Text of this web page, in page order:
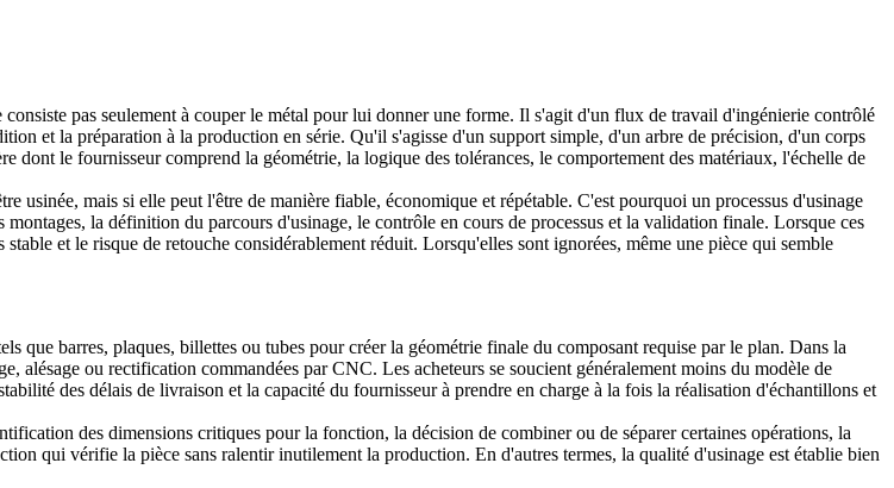
pas seulement à couper le métal pour lui donner une forme. Il s'agit d'un flux de travail d'ingénierie contrôlé
et la préparation à la production en série. Qu'il s'agisse d'un support simple, d'un arbre de précision, d'un corps
dont le fournisseur comprend la géométrie, la logique des tolérances, le comportement des matériaux, l'échelle de
usinée, mais si elle peut l'être de manière fiable, économique et répétable. C'est pourquoi un processus d'usinage
la définition du parcours d'usinage, le contrôle en cours de processus et la validation finale. Lorsque ces
et le risque de retouche considérablement réduit. Lorsqu'elles sont ignorées, même une pièce qui semble
que barres, plaques, billettes ou tubes pour créer la géométrie finale du composant requise par le plan. Dans la
alésage ou rectification commandées par CNC. Les acheteurs se soucient généralement moins du modèle de
des délais de livraison et la capacité du fournisseur à prendre en charge à la fois la réalisation d'échantillons et
des dimensions critiques pour la fonction, la décision de combiner ou de séparer certaines opérations, la
qui vérifie la pièce sans ralentir inutilement la production. En d'autres termes, la qualité d'usinage est établie bien